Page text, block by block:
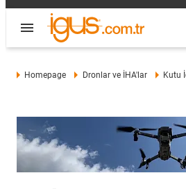
Homepage Dronlar ve İHA'lar Kutu